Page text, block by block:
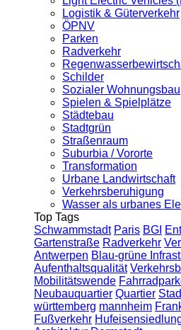
Logistik & Güterverkehr
ÖPNV
Parken
Radverkehr
Schilder
Sozialer Wohnungsbau
Spielen & Spielplätze
Städtebau
Stadtgrün
Straßenraum
Suburbia / Vororte
Transformation
Urbane Landwirtschaft
Verkehrsberuhigung
Wasser als urbanes
Top Tags
Schwammstadt Paris BGI
Gartenstraße Radverkehr
Antwerpen Blau-grüne
Aufenthaltsqualität
Mobilitätswende
Neubauquartier Quartier
württemberg mannheim
Fußverkehr